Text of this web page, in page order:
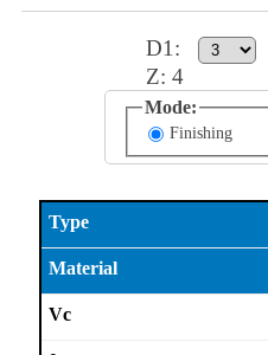
D1 :
Z: 4
Mode:
Finishing